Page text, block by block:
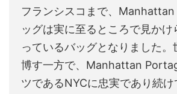
フランシスコまで、
ッグは実に至るところで見か
っているバッグとなりました。
博す一方で、Manhattan
ツであるNYCに忠実であり続